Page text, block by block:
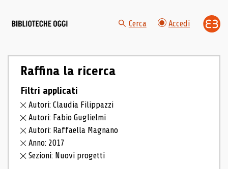
Cerca Accedi
Raffina la ricerca
Filtri applicati
Autori: Claudia Filippazzi
Autori: Fabio Guglielmi
Autori: Raffaella Magnano
Anno: 2017
Sezioni: Nuovi progetti